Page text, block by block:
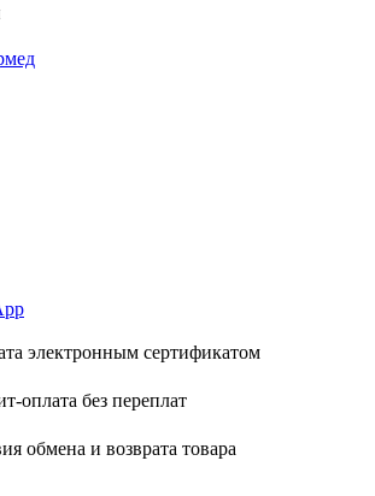
электронным сертификатом
оплата без переплат
обмена и возврата товара